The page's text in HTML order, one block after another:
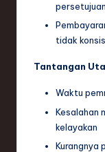
tidak
Tantangan
Waktu
Kesalahan
kelayakan
Kurangnya